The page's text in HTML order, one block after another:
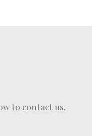
to contact us.